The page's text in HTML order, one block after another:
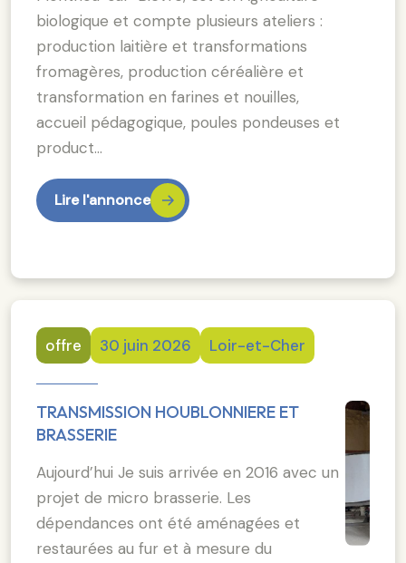
biologique et compte plusieurs ateliers :
production laitière et transformations
fromagères, production céréalière et
transformation en farines et nouilles,
accueil pédagogique, poules pondeuses et
product…
Lire l'annonce
offre 30 juin 2026 Loir-et-Cher
TRANSMISSION HOUBLONNIERE ET
BRASSERIE
Aujourd’hui Je suis arrivée en 2016 avec un
projet de micro brasserie. Les
dépendances ont été aménagées et
restaurées au fur et à mesure du